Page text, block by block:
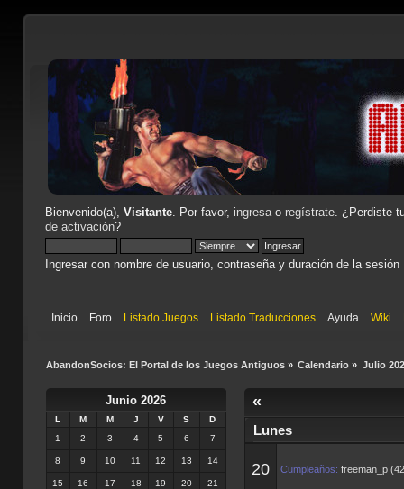
Bienvenido(a), Visitante. Por favor, ingresao regístrate. ¿Perdiste
de activación?
Ingresar con nombre de usuario, contraseña y duración de la sesión
Inicio Foro Listado Juegos Listado Traducciones Ayuda Wiki
AbandonSocios: El Portal de los Juegos Antiguos» Calendario » Julio
Junio 2026
L M M J V S
D
1
2 3 4 5 6 7
8 9 10 11 12 13 14
15 16 17 18 19 20 21
«
Lunes
20 Cumpleaños: freeman_p